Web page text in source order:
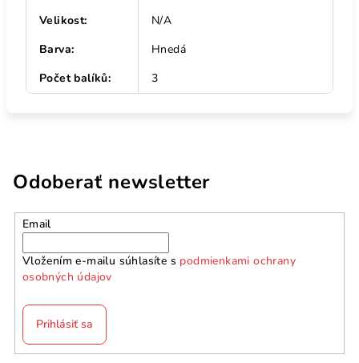
Velikost:
N/A
Barva:
Hnedá
Počet balíků: 3
Odoberať newsletter
Email
Vložením e-mailu súhlasíte s podmienkami ochrany
osobných údajov
Prihlásiť sa